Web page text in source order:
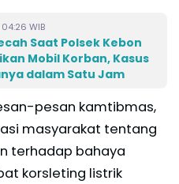
WIB
Saat Polsek Kebon
Mobil Korban, Kasus
dalam Satu Jam
pesan kamtibmas,
masyarakat tentang
terhadap bahaya
korsleting listrik